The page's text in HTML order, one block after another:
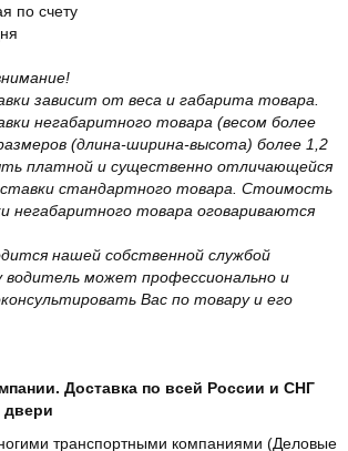
по счету
зависит от веса и габарита товара.
негабаритного товара (весом более
(длина-ширина-высота) более 1,2
платной и существенно отличающейся
стандартного товара. Стоимость
негабаритного товара оговариваются
нашей собственной службой
водитель может профессионально и
Вас по товару и его
Доставка по всей России и СНГ
двери
транспортными компаниями (Деловые